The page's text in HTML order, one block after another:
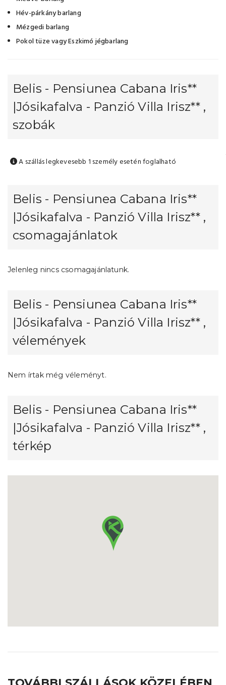
Hév-párkány barlang
Mézgedi barlang
Pokol tüze vagy Eszkimó jégbarlang
Belis - Pensiunea Cabana Iris**
|Jósikafalva - Panzió Villa Irisz** ,
szobák
A szállás legkevesebb 1 személy esetén foglalható
Belis - Pensiunea Cabana Iris**
|Jósikafalva - Panzió Villa Irisz** ,
csomagajánlatok
Jelenleg nincs csomagajánlatunk.
Belis - Pensiunea Cabana Iris**
|Jósikafalva - Panzió Villa Irisz** ,
vélemények
Nem írtak még véleményt.
Belis - Pensiunea Cabana Iris**
|Jósikafalva - Panzió Villa Irisz** ,
térkép